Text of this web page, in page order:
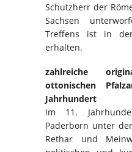
Schutzherr der
Sachsen
Treffens ist in
erhalten.
zahlreiche
ottonischen
Jahrhundert
Im 11.
Paderborn unter
Rethar und